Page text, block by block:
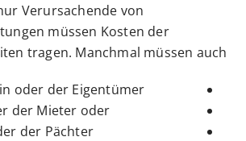
Verursachende von
müssen Kosten der
tragen. Manchmal müssen auch
oder der Eigentümer,
der Mieter oder
der Pächter